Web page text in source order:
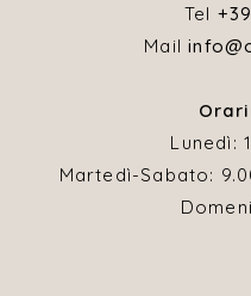
Tel
Mail
Lunedì:
Martedì-Sabato: